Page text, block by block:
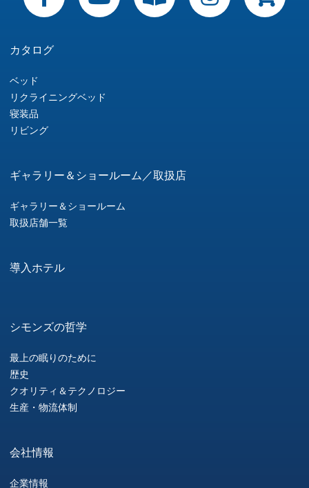
カタログ
ベッド
リクライニングベッド
寝装品
リビング
ギャラリー＆ショールーム／取扱店
ギャラリー＆ショールーム
取扱店舗一覧
導入ホテル
シモンズの哲学
最上の眠りのために
歴史
クオリティ＆テクノロジー
生産・物流体制
会社情報
企業情報